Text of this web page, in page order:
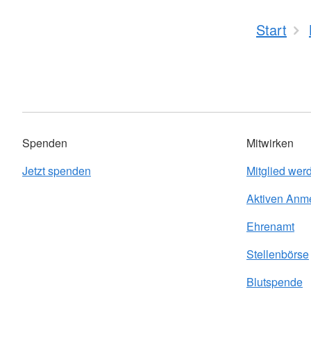
Start
Spenden
Jetzt spenden
Mitwirken
Mitglied
Aktiven
Ehrenamt
Stellenbörse
Blutspende